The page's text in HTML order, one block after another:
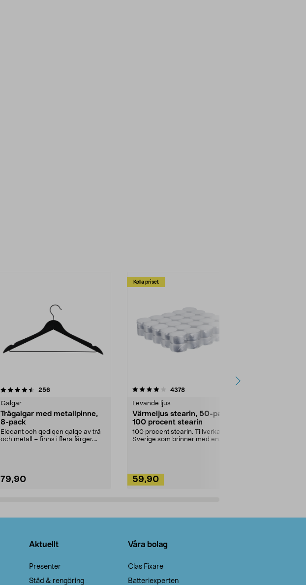
256recensioner
Galgar
Trägalgar med metallpinne,
8-pack
Elegant och gedigen galge av trä
och metall – finns i flera färger.
79,90
Kolla priset
4.0av 5 stjärnor 4378recensioner
Levande ljus
Värmeljus stearin, 50-pack,
100 procent stearin
100 procent stearin. Tillverkade i
Sverige som brinner med en
59,90
4.5av 5 stjärnor
Aktuellt
Presenter
Städ & rengöring
Våra bolag
Clas Fixare
Batteriexperten